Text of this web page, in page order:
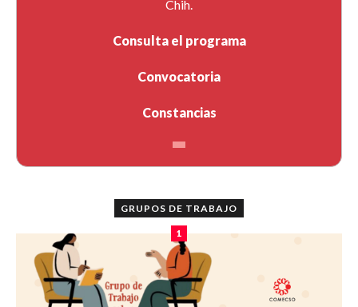
Chih.
Consulta el programa
Convocatoria
Constancias
GRUPOS DE TRABAJO
1